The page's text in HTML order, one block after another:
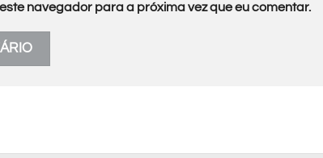
navegador para a próxima vez que eu comentar.